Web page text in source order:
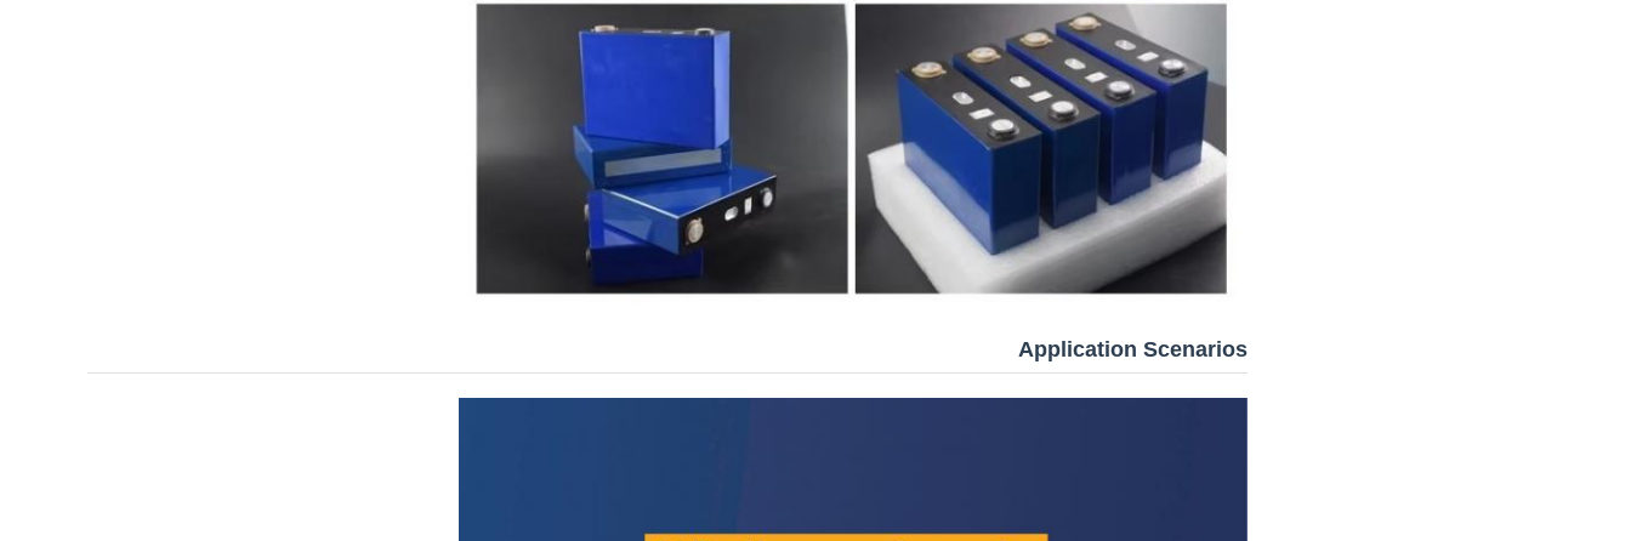
Application Scenarios